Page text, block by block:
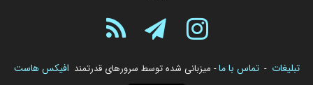
تبلیغات - تماس با ما- میزبانی شده توسط سرورهای قدرتمند افیکس هاست